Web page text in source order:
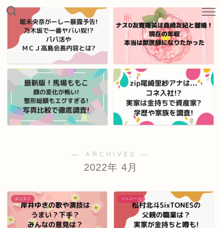
― ARCHIVES ―
2022年 4月
エンタメ ジャニーズ